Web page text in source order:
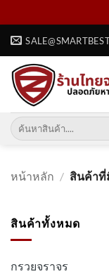
ข้าม
เนื้อหา
ค้นหา:
หน้าหลัก / สินค้าที่
สินค้าทั้งหมด
กรวยจราจร